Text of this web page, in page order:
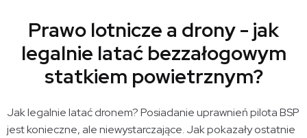
Prawo lotnicze a drony - jak
legalnie latać bezzałogowym
statkiem powietrznym?
Jak legalnie latać dronem? Posiadanie uprawnień pilota BSP
jest konieczne, ale niewystarczające. Jak pokazały ostatnie